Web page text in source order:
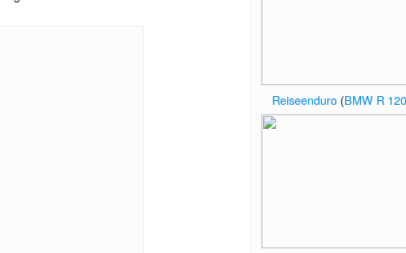
Reiseenduro (BMW R